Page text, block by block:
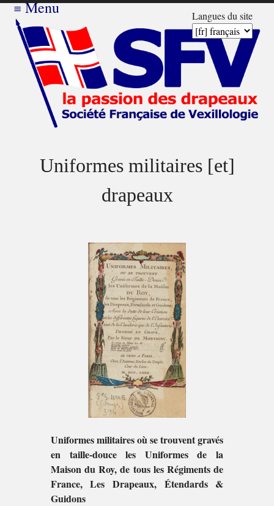
Langues du site
≡Menu
Uniformes militaires [et]
drapeaux
Uniformes militaires où se trouvent gravés
en taille-douce les Uniformes de la
Maison du Roy, de tous les Régiments de
France, Les Drapeaux, Étendards &
Guidons